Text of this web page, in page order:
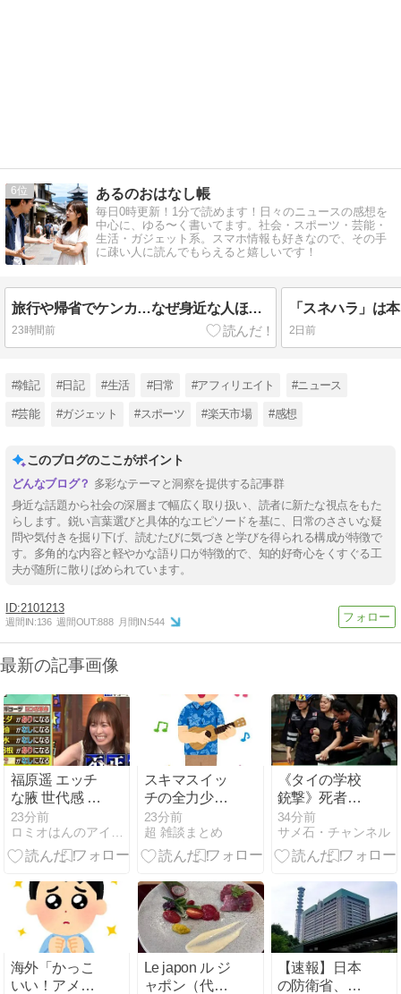
6 あるのおはなし帳
毎日0時更新！1分で読めます！日々のニュースの感想を
中心に、ゆる〜く書いてます。社会・スポーツ・芸能・
生活・ガジェット系。スマホ情報も好きなので、その手
に疎い人に読んでもらえると嬉しいです！
旅行や帰省でケンカ…なぜ身近な人ほど衝突してしまうのか
23時間前 2日前
#雑記 #日記 #生活 #日常 #アフィリエイト #ニュース
#芸能 #ガジェット #スポーツ #楽天市場 #感想
このブログのここがポイント
多彩なテーマと洞察を提供する記事群
身近な話題から社会の深層まで幅広く取り扱い、読者に新たな視点をもた
らします。鋭い言葉選びと具体的なエピソードを基に、日常のささいな疑
問や気付きを掘り下げ、読むたびに気づきと学びを得られる構成が特徴で
す。多角的な内容と軽やかな語り口が特徴的で、知的好奇心をくすぐる工
夫が随所に散りばめられています。
2101213
週間IN:136 週間OUT:888 月間IN:544
最新の記事画像
福原遥 エッチ
な腋 世代感 ２
６０８０９
23分前
スキマスイッ
チの全力少年
とかいう曲ｗ
ｗｗ
23分前
超 雑談まとめ
《タイの学校
銃撃》死者は
9人、計画的
な犯行か 容疑
者の14歳生徒
34分前
サメ石・チャンネル
海外「かっこ
いい！アメリ
Le japon ル ジ
ャポン（代官
【速報】日本
の防衛省、よ